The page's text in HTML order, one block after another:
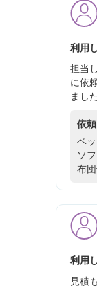
利用
担当
に依
ました
依
ベ
ソ
布
利用
見積